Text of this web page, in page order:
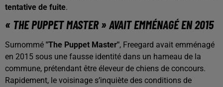
tentative de fuite.
« THE PUPPET MASTER » AVAIT EMMÉNAGÉ EN 2015
Surnommé "The Puppet Master", Freegard avait emménagé
en 2015 sous une fausse identité dans un hameau de la
commune, prétendant être éleveur de chiens de concours.
Rapidement, le voisinage s’inquiète des conditions de